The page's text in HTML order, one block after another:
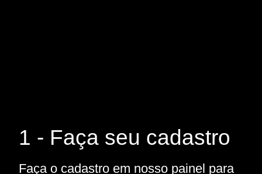
1 - Faça seu cadastro
Faça o cadastro em nosso painel para